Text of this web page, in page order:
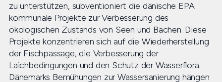
zu unterstützen, subventioniert die dänische EPA
kommunale Projekte zur Verbesserung des
ökologischen Zustands von Seen und Bächen. Diese
Projekte konzentrieren sich auf die Wiederherstellung
der Fischpassage, die Verbesserung der
Laichbedingungen und den Schutz der Wasserflora.
Dänemarks Bemühungen zur Wassersanierung hängen